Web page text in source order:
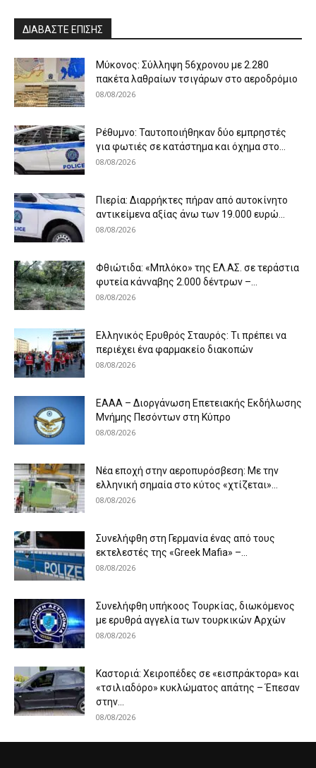
ΔΙΑΒΑΣΤΕ ΕΠΙΣΗΣ
Μύκονος: Σύλληψη 56χρονου με 2.280
πακέτα λαθραίων τσιγάρων στο αεροδρόμιο
08/08/2026
Ρέθυμνο: Ταυτοποιήθηκαν δύο εμπρηστές
για φωτιές σε κατάστημα και όχημα στο...
08/08/2026
Πιερία: Διαρρήκτες πήραν από αυτοκίνητο
αντικείμενα αξίας άνω των 19.000 ευρώ...
08/08/2026
Φθιώτιδα: «Μπλόκο» της ΕΛ.ΑΣ. σε τεράστια
φυτεία κάνναβης 2.000 δέντρων –...
08/08/2026
Ελληνικός Ερυθρός Σταυρός: Τι πρέπει να
περιέχει ένα φαρμακείο διακοπών
08/08/2026
ΕΑΑΑ – Διοργάνωση Επετειακής Εκδήλωσης
Μνήμης Πεσόντων στη Κύπρο
08/08/2026
Νέα εποχή στην αεροπυρόσβεση: Με την
ελληνική σημαία στο κύτος «χτίζεται»...
08/08/2026
Συνελήφθη στη Γερμανία ένας από τους
εκτελεστές της «Greek Mafia» –...
08/08/2026
Συνελήφθη υπήκοος Τουρκίας, διωκόμενος
με ερυθρά αγγελία των τουρκικών Αρχών
08/08/2026
Καστοριά: Χειροπέδες σε «εισπράκτορα» και
«τσιλιαδόρο» κυκλώματος απάτης – Έπεσαν
στην...
08/08/2026